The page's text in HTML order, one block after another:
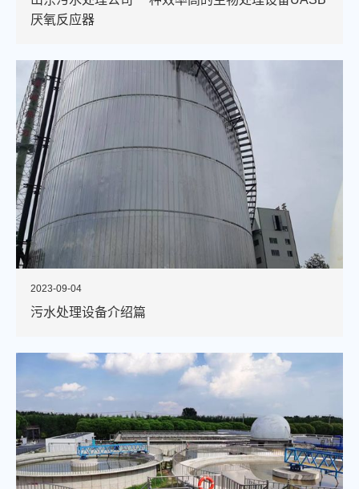
厌氧反应器
2023-09-04
污水处理设备介绍篇